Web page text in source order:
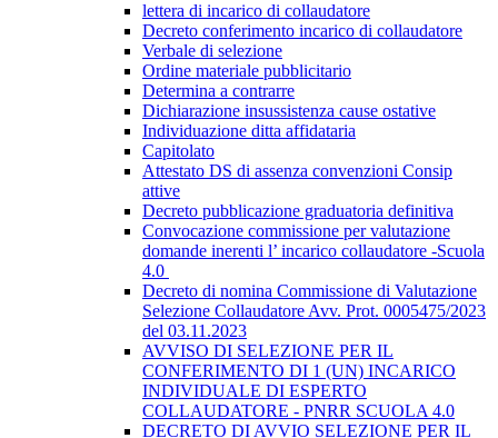
lettera di incarico di collaudatore
Decreto conferimento incarico di collaudatore
Verbale di selezione
Ordine materiale pubblicitario
Determina a contrarre
Dichiarazione insussistenza cause ostative
Individuazione ditta affidataria
Capitolato
Attestato DS di assenza convenzioni Consip
attive
Decreto pubblicazione graduatoria definitiva
Convocazione commissione per valutazione
domande inerenti l’ incarico collaudatore -Scuola
4.0
Decreto di nomina Commissione di Valutazione
Selezione Collaudatore Avv. Prot. 0005475/2023
del 03.11.2023
AVVISO DI SELEZIONE PER IL
CONFERIMENTO DI 1 (UN) INCARICO
INDIVIDUALE DI ESPERTO
COLLAUDATORE - PNRR SCUOLA 4.0
DECRETO DI AVVIO SELEZIONE PER IL